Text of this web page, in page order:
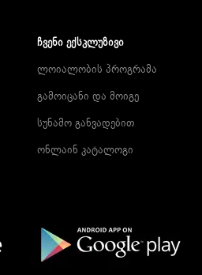
ᲩᲕᲔᲜᲘ ᲔᲥᲡᲙᲚᲣᲖᲘᲕᲘ
ლოიალობის პროგრამა
გამოიცანი და მოიგე
სუნამო განვადებით
ონლაინ კატალოგი